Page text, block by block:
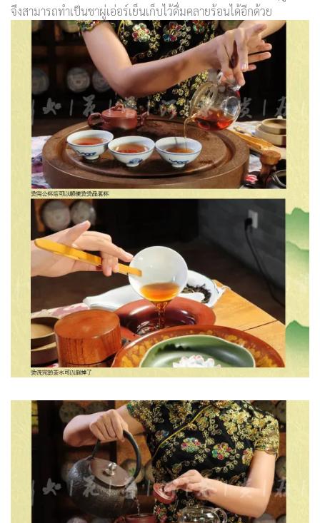
จึงสามารถทำเป็นชาผู่เอ่อร์เย็นเก็บไว้ดื่มคลายร้อนได้อีกด้วย